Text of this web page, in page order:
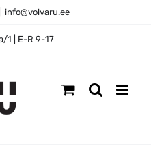
info@volvaru.ee
1 | E-R 9-17